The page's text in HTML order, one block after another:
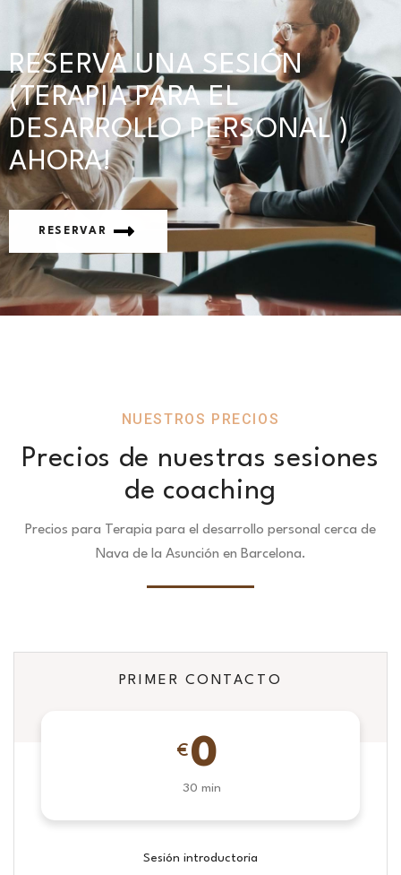
RESERVA UNA SESIÓN
(TERAPIA PARA EL
DESARROLLO PERSONAL )
AHORA!
RESERVAR
NUESTROS PRECIOS
Precios de nuestras sesiones
de coaching
Precios para Terapia para el desarrollo personal cerca de
Nava de la Asunción en Barcelona.
PRIMER CONTACTO
€ 0
30 min
Sesión introductoria